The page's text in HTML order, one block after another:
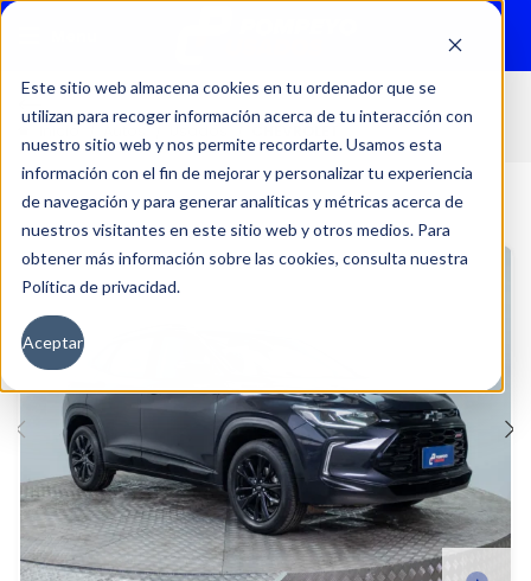
Este sitio web almacena cookies en tu ordenador que se
utilizan para recoger información acerca de tu interacción con
nuestro sitio web y nos permite recordarte. Usamos esta
información con el fin de mejorar y personalizar tu experiencia
de navegación y para generar analíticas y métricas acerca de
nuestros visitantes en este sitio web y otros medios. Para
obtener más información sobre las cookies, consulta nuestra
Política de privacidad.
Aceptar
Inicio Autos